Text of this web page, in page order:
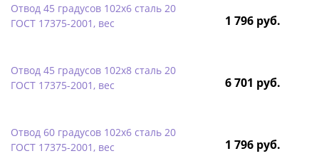
Отвод 45 градусов 102х6 сталь 20
ГОСТ 17375-2001, вес
1 796 руб.
Отвод 45 градусов 102х8 сталь 20
ГОСТ 17375-2001, вес
6 701 руб.
Отвод 60 градусов 102х6 сталь 20
ГОСТ 17375-2001, вес
1 796 руб.